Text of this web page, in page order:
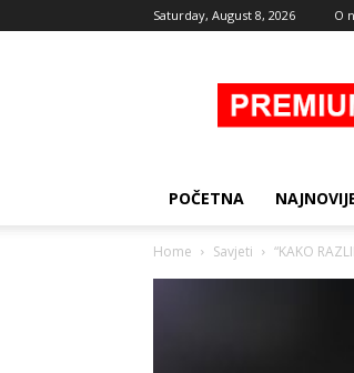
Saturday, August 8, 2026 O
Novine
POČETNA
Home Savjeti “KAKO